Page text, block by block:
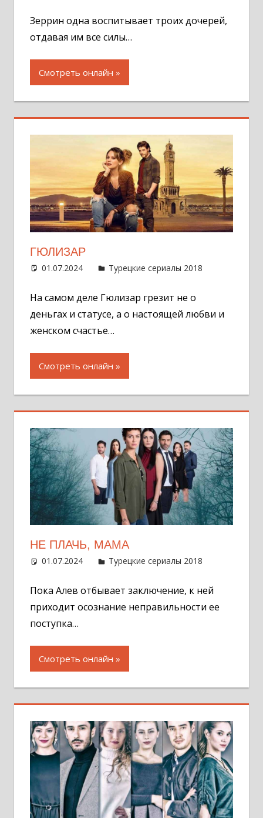
Зеррин одна воспитывает троих дочерей,
отдавая им все силы…
Смотреть онлайн
ГЮЛИЗАР
01.07.2024 Администратор
Турецкие сериалы 2018
На самом деле Гюлизар грезит не о
деньгах и статусе, а о настоящей любви и
женском счастье…
Смотреть онлайн
НЕ ПЛАЧЬ, МАМА
01.07.2024 Администратор
Турецкие сериалы 2018
Пока Алев отбывает заключение, к ней
приходит осознание неправильности ее
поступка…
Смотреть онлайн